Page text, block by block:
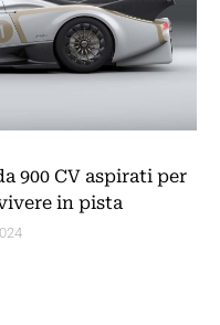
900 CV aspirati per
in pista